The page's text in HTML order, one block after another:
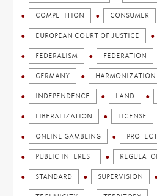
COMPETITION CONSUMER
EUROPEAN COURT OF JUSTICE
FEDERALISM FEDERATION
GERMANY HARMONIZATION
INDEPENDENCE LAND
LIBERALIZATION LICENSE
ONLINE GAMBLING
PUBLIC INTEREST
STANDARD SUPERVISION